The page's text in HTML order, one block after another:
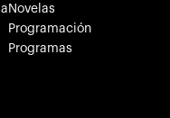
Novelas
Programación
Programas